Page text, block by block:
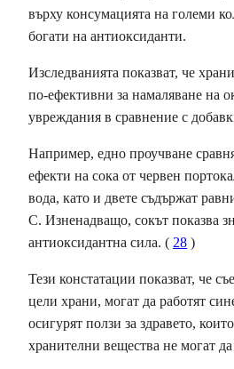
върху консумацията на големи
богати на антиоксиданти.
Изследванията показват, че
по-ефективни за намаляване на
увреждания в сравнение с
Например, едно проучване
ефекти на сока от червен
вода, като и двете съдържат
С. Изненадващо, сокът показва
антиоксидантна сила. ( 28 )
Тези констатации показват, че
цели храни, могат да работят
осигурят ползи за здравето,
хранителни вещества не могат да